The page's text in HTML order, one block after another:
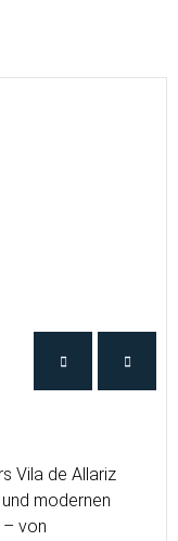
Vila de Allariz
modernen
– von